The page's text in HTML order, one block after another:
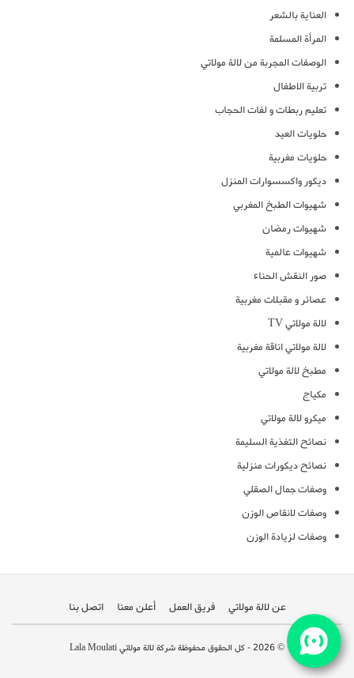
العناية بالشعر
المرأة المسلمة
الوصفات المجربة من لالة مولاتي
تربية الاطفال
تعليم ربطات و لفات الحجاب
حلويات العيد
حلويات مغربية
ديكور واكسسوارات المنزل
شهيوات الطبخ المغربي
شهيوات رمضان
شهيوات عالمية
صور النقش الحناء
عصائر و مقبلات مغربية
لالة مولاتي TV
لالة مولاتي اناقة مغربية
مطبخ لالة مولاتي
مكياج
ميكرو لالة مولاتي
نصائح التغذية السليمة
نصائح ديكورات منزلية
وصفات جمال الصقلي
وصفات لانقاص الوزن
وصفات لزيادة الوزن
عن لالة مولاتي فريق العمل أعلن معنا اتصل بنا
© 2026 - كل الحقوق محفوظة شركة لالة مولاتي Lala Moulati